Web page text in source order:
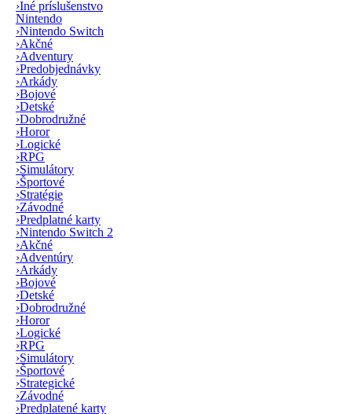
›Iné príslušenstvo
Nintendo
›Nintendo Switch
›Akčné
›Adventury
›Predobjednávky
›Arkády
›Bojové
›Detské
›Dobrodružné
›Horor
›Logické
›RPG
›Simulátory
›Športové
›Stratégie
›Závodné
›Predplatné karty
›Nintendo Switch 2
›Akčné
›Adventúry
›Arkády
›Bojové
›Detské
›Dobrodružné
›Horor
›Logické
›RPG
›Simulátory
›Športové
›Strategické
›Závodné
›Predplatené karty